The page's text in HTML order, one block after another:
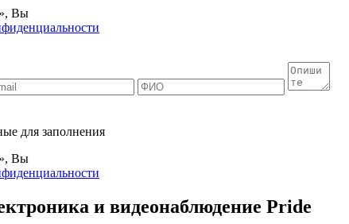
Вы
для заполнения
Вы
и видеонаблюдение Pride